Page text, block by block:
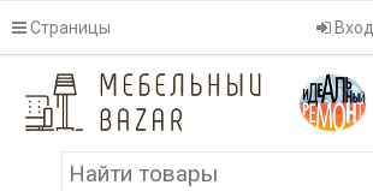
Страницы Вход